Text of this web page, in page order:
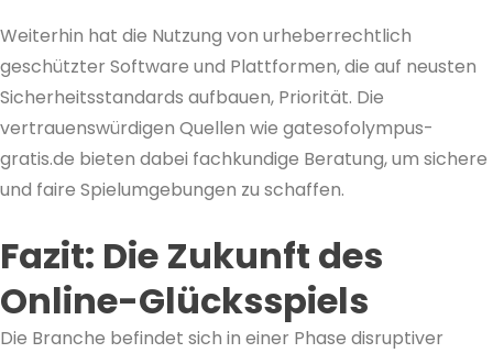
Weiterhin hat die Nutzung von urheberrechtlich
geschützter Software und Plattformen, die auf neusten
Sicherheitsstandards aufbauen, Priorität. Die
vertrauenswürdigen Quellen wie gatesofolympus-
gratis.de bieten dabei fachkundige Beratung, um sichere
und faire Spielumgebungen zu schaffen.
Fazit: Die Zukunft des
Online-Glücksspiels
Die Branche befindet sich in einer Phase disruptiver